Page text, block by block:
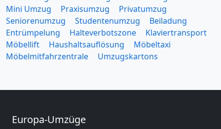
Mini Umzug
Praxisumzug
Privatumzug
Seniorenumzug
Studentenumzug
Beiladung
Entrümpelung
Halteverbotszone
Klaviertransport
Möbellift
Haushaltsauflösung
Möbeltaxi
Möbelmitfahrzentrale
Umzugskartons
Europa-Umzüge